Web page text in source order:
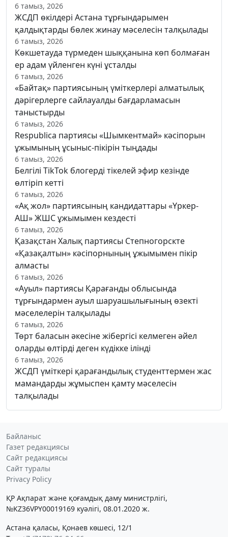
6 тамыз, 2026
ЖСДП өкілдері Астана тұрғындарымен
қалдықтарды бөлек жинау мәселесін талқылады
6 тамыз, 2026
Көкшетауда түрмеден шыққанына көп болмаған
ер адам үйленген күні ұсталды
6 тамыз, 2026
«Байтақ» партиясының үміткерлері алматылық
дәрігерлерге сайлауалды бағдарламасын
таныстырды
6 тамыз, 2026
Respublica партиясы «Шымкентмай» кәсіпорын
ұжымының ұсыныс-пікірін тыңдады
6 тамыз, 2026
Белгілі TikTok блогерді тікелей эфир кезінде
өлтіріп кетті
6 тамыз, 2026
«Ақ жол» партиясының кандидаттары «Үркер-
АШ» ЖШС ұжымымен кездесті
6 тамыз, 2026
Қазақстан Халық партиясы Степногорскте
«Қазақалтын» кәсіпорнының ұжымымен пікір
алмасты
6 тамыз, 2026
«Ауыл» партиясы Қарағанды облысында
тұрғындармен ауыл шаруашылығының өзекті
мәселелерін талқылады
6 тамыз, 2026
Төрт баласын әкесіне жібергісі келмеген әйел
оларды өлтірді деген күдікке ілінді
6 тамыз, 2026
ЖСДП үміткері қарағандылық студенттермен жас
мамандарды жұмыспен қамту мәселесін
талқылады
Байланыс
Газет редакциясы
Сайт редакциясы
Сайт туралы
Privacy Policy
ҚР Ақпарат және қоғамдық даму министрлігі,
№KZ36VPY00019169 куәлігі, 08.01.2020 ж.
Астана қаласы, Қонаев көшесі, 12/1